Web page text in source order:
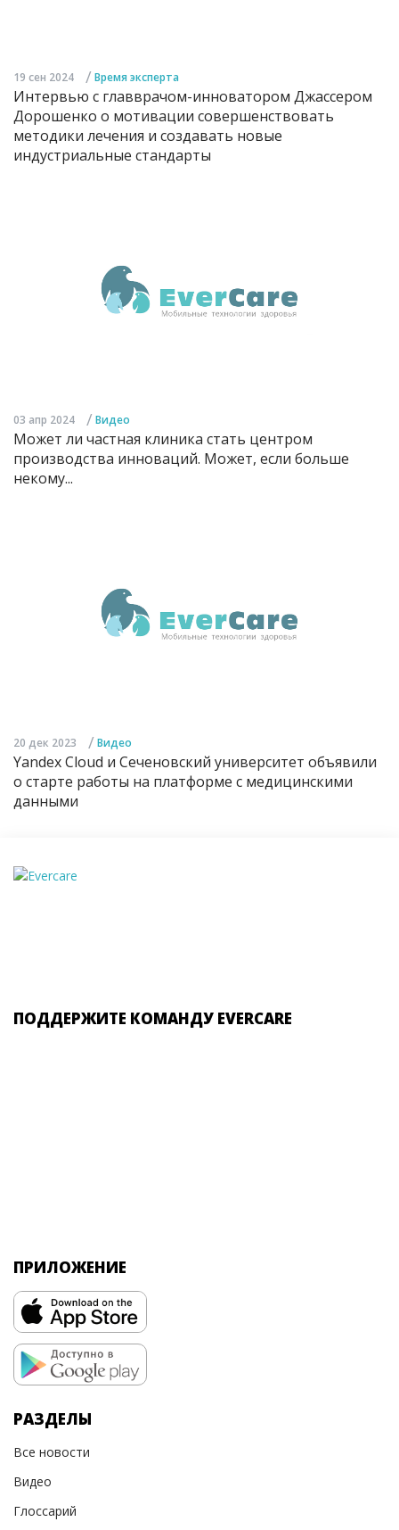
19 сен 2024 / Время эксперта
Интервью с главврачом-инноватором Джассером
Дорошенко о мотивации совершенствовать
методики лечения и создавать новые
индустриальные стандарты
03 апр 2024 / Видео
Может ли частная клиника стать центром
производства инноваций. Может, если больше
некому...
20 дек 2023 / Видео
Yandex Cloud и Сеченовский университет объявили
о старте работы на платформе с медицинскими
данными
ПОДДЕРЖИТЕ КОМАНДУ EVERCARE
ПРИЛОЖЕНИЕ
РАЗДЕЛЫ
Все новости
Видео
Глоссарий